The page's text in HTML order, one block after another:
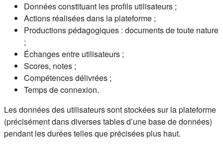
Données constituant les profils utilisateurs ;
Actions réalisées dans la plateforme ;
Productions pédagogiques : documents de toute nature
;
Échanges entre utilisateurs ;
Scores, notes ;
Compétences délivrées ;
Temps de connexion.
Les données des utilisateurs sont stockées sur la plateforme
(précisément dans diverses tables d’une base de données)
pendant les durées telles que précisées plus haut.